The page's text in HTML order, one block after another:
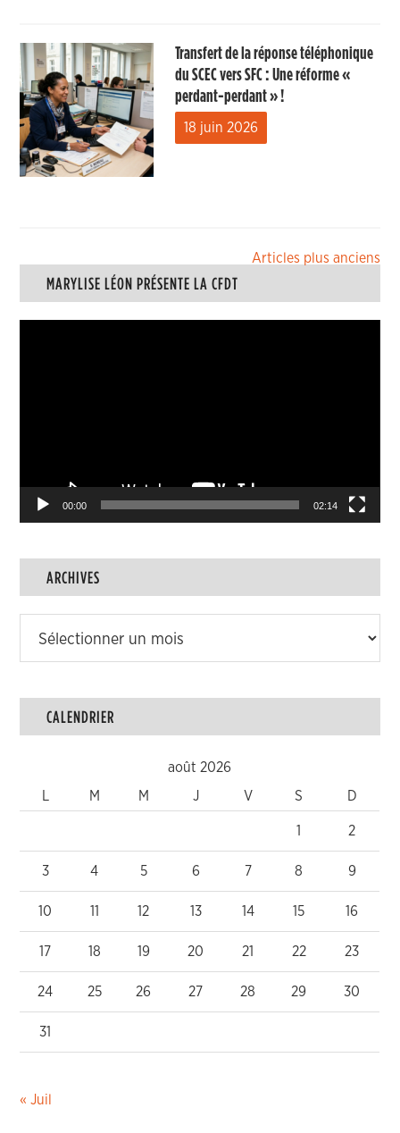
Transfert de la réponse téléphonique
du SCEC vers SFC : Une réforme «
perdant-perdant » !
18 juin 2026
Navigation
des
articles
Articles plus anciens
MARYLISE LÉON PRÉSENTE LA CFDT
00:00 02:14
ARCHIVES
CALENDRIER
août 2026
M M J V S D
1 2
3 4 5 6 7 8 9
10 11 12 13 14 15 16
17 18 19 20 21 22 23
24 25 26 27 28 29 30
31
« Juil